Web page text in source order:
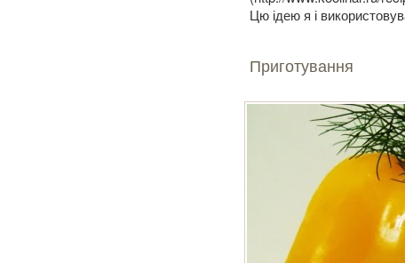
Цю ідею я і
Приготування